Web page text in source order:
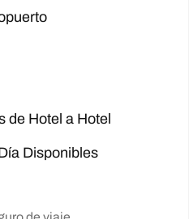
de Hotel a Hotel
Disponibles